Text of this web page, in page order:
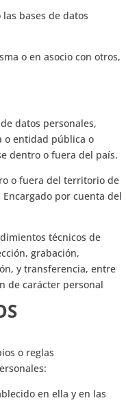
bases de datos
o en asocio con otros,
datos personales,
o entidad pública o
dentro o fuera del país.
o fuera del territorio de
por cuenta del
técnicos de
grabación,
y transferencia, entre
de carácter personal
o reglas
en ella y en las